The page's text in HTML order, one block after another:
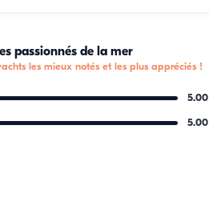
passionnés de la mer
les mieux notés et les plus appréciés !
5.00
5.00